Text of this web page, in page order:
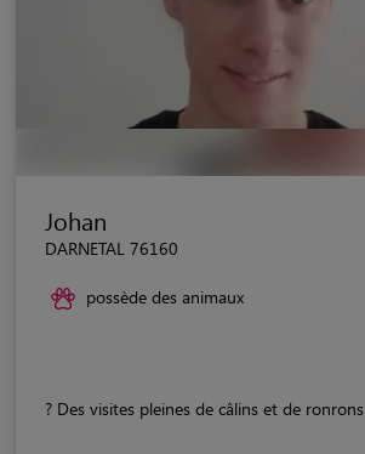
Johan
DARNETAL 76160
possède des animaux
? Des visites pleines de câlins et de ronrons